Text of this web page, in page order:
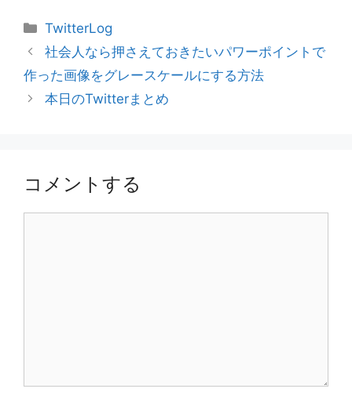
カ
テ
リ
ー
TwitterLog
社会人なら押さえておきたいパワーポイントで
作った画像をグレースケールにする方法
本日のTwitterまとめ
コメントする